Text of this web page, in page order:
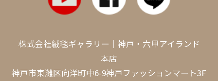
株式会社絨毯ギャラリー｜神戸・六甲アイランド
本店
神戸市東灘区向洋町中6-9神戸ファッションマート3F